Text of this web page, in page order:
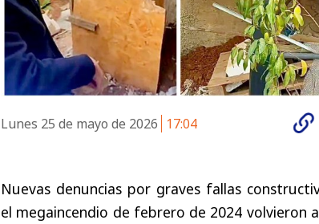
Lunes 25 de mayo de 2026 17:04
Nuevas denuncias por graves fallas
el megaincendio de febrero de 2024 volvieron